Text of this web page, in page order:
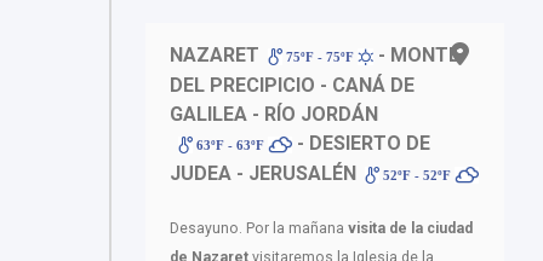
NAZARET 75ºF - 75ºF
- MONTE
DEL PRECIPICIO - CANÁ DE
GALILEA - RÍO JORDÁN
63ºF - 63ºF
- DESIERTO DE
JUDEA - JERUSALÉN
52ºF - 52ºF
Desayuno. Por la mañana visita de la ciudad
de Nazaret visitaremos la Iglesia de la